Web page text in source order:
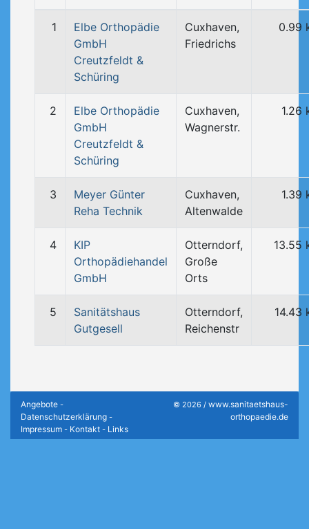
1
Elbe Orthopädie
GmbH
Creutzfeldt &
Schüring
Cuxhaven,
Friedrichs
0.99
2
Elbe Orthopädie
GmbH
Creutzfeldt &
Schüring
Cuxhaven,
Wagnerstr.
1.26
3
Meyer Günter
Reha Technik
Cuxhaven,
Altenwalde
1.39
4
KIP
Orthopädiehandel
GmbH
Otterndorf,
Große
Orts
13.55
5
Sanitätshaus
Gutgesell
Otterndorf,
Reichenstr
14.43
Angebote -
Datenschutzerklärung -
Impressum - Kontakt - Links
© 2026 / www.sanitaetshaus-
orthopaedie.de